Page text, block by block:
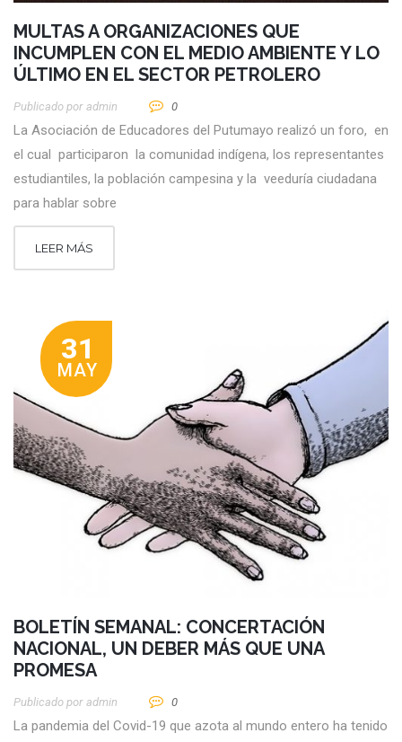
MULTAS A ORGANIZACIONES QUE
INCUMPLEN CON EL MEDIO AMBIENTE Y LO
ÚLTIMO EN EL SECTOR PETROLERO
Publicado por Admin 0
La Asociación de Educadores del Putumayo realizó un foro, en
el cual participaron la comunidad indígena, los representantes
estudiantiles, la población campesina y la veeduría ciudadana
para hablar sobre
LEER MÁS
31
MAY
BOLETÍN SEMANAL: CONCERTACIÓN
NACIONAL, UN DEBER MÁS QUE UNA
PROMESA
Publicado por Admin 0
La pandemia del Covid-19 que azota al mundo entero ha tenido